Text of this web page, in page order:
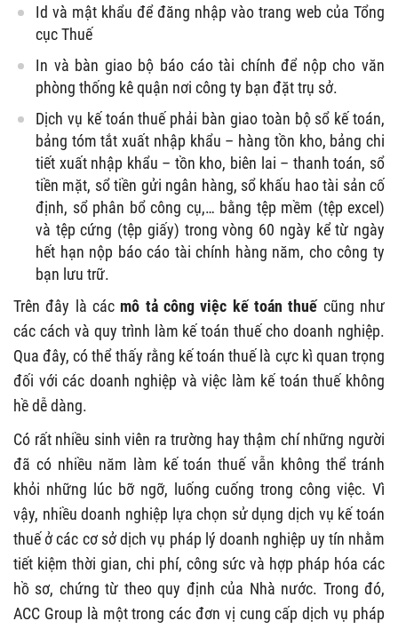
Id và mật khẩu để đăng nhập vào trang web của Tổng
cục Thuế
In và bàn giao bộ báo cáo tài chính để nộp cho văn
phòng thống kê quận nơi công ty bạn đặt trụ sở.
Dịch vụ kế toán thuế phải bàn giao toàn bộ sổ kế toán,
bảng tóm tắt xuất nhập khẩu – hàng tồn kho, bảng chi
tiết xuất nhập khẩu – tồn kho, biên lai – thanh toán, sổ
tiền mặt, sổ tiền gửi ngân hàng, sổ khấu hao tài sản cố
định, sổ phân bổ công cụ,… bằng tệp mềm (tệp excel)
và tệp cứng (tệp giấy) trong vòng 60 ngày kể từ ngày
hết hạn nộp báo cáo tài chính hàng năm, cho công ty
bạn lưu trữ.
Trên đây là các mô tả công việc kế toán thuếcũng như
các cách và quy trình làm kế toán thuế cho doanh nghiệp.
Qua đây, có thể thấy rằng kế toán thuế là cực kì quan trọng
đối với các doanh nghiệp và việc làm kế toán thuế không
hề dễ dàng.
Có rất nhiều sinh viên ra trường hay thậm chí những người
đã có nhiều năm làm kế toán thuế vẫn không thể tránh
khỏi những lúc bỡ ngỡ, luống cuống trong công việc. Vì
vậy, nhiều doanh nghiệp lựa chọn sử dụng dịch vụ kế toán
thuế ở các cơ sở dịch vụ pháp lý doanh nghiệp uy tín nhằm
tiết kiệm thời gian, chi phí, công sức và hợp pháp hóa các
hồ sơ, chứng từ theo quy định của Nhà nước. Trong đó,
ACC Group là một trong các đơn vị cung cấp dịch vụ pháp